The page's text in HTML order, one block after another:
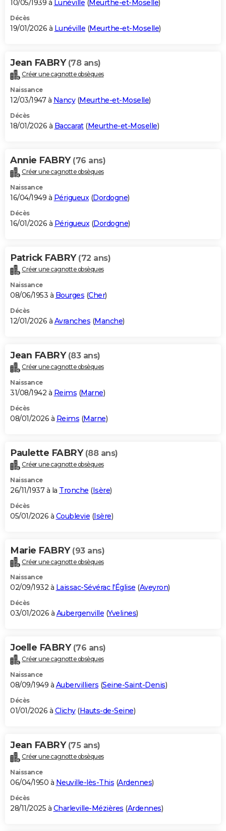
10/05/1939 à Lunéville (Meurthe-et-Moselle)
Décès
19/01/2026 à Lunéville (Meurthe-et-Moselle)
Jean FABRY (78 ans)
Créer une cagnotte obsèques
Naissance
12/03/1947 à Nancy(Meurthe-et-Moselle)
Décès
18/01/2026 à Baccarat(Meurthe-et-Moselle)
Annie FABRY (76 ans)
Créer une cagnotte obsèques
Naissance
16/04/1949 à Périgueux(Dordogne)
Décès
16/01/2026 à Périgueux(Dordogne)
Patrick FABRY (72 ans)
Créer une cagnotte obsèques
Naissance
08/06/1953 à Bourges (Cher)
Décès
12/01/2026 à Avranches (Manche)
Jean FABRY (83 ans)
Créer une cagnotte obsèques
Naissance
31/08/1942 à Reims (Marne)
Décès
08/01/2026 à Reims (Marne)
Paulette FABRY (88 ans)
Créer une cagnotte obsèques
Naissance
26/11/1937 à la Tronche (Isère)
Décès
05/01/2026 à Coublevie (Isère)
Marie FABRY (93 ans)
Créer une cagnotte obsèques
Naissance
02/09/1932 à Laissac-Sévérac l'Église (Aveyron)
Décès
03/01/2026 à Aubergenville (Yvelines)
Joelle FABRY (76 ans)
Créer une cagnotte obsèques
Naissance
08/09/1949 à Aubervilliers (Seine-Saint-Denis)
Décès
01/01/2026 à Clichy(Hauts-de-Seine)
Jean FABRY (75 ans)
Créer une cagnotte obsèques
Naissance
06/04/1950 à Neuville-lès-This (Ardennes)
Décès
28/11/2025 à Charleville-Mézières (Ardennes)